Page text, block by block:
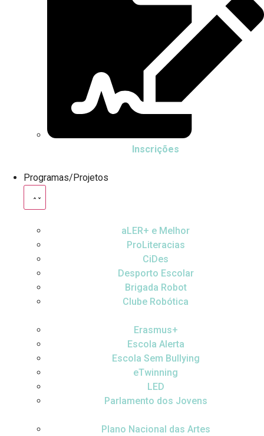
Inscrições
Programas/Projetos
aLER+ e Melhor
ProLiteracias
CiDes
Desporto Escolar
Brigada Robot
Clube Robótica
Erasmus+
Escola Alerta
Escola Sem Bullying
eTwinning
LED
Parlamento dos Jovens
Plano Nacional das Artes